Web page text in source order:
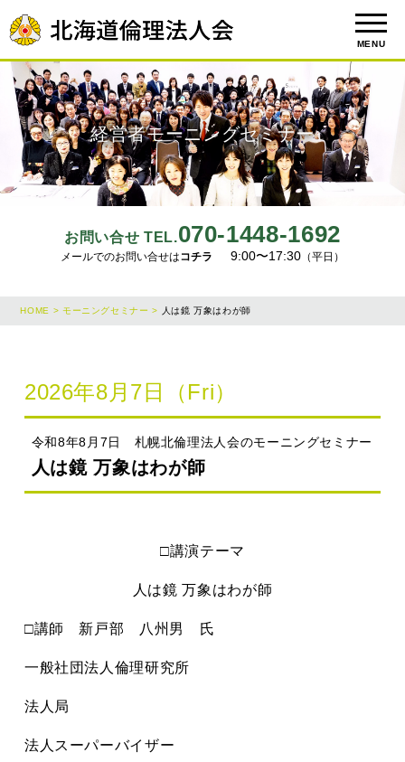
MENU
お問い合せ TEL.070-1448-1692
メールでのお問い合せはコチラ 9:00〜17:30 （平日）
経営者モーニングセミナー
HOME > モーニングセミナー > 人は鏡 万象はわが師
2026年8月7日（Fri）
令和8年8月7日 札幌北倫理法人会のモーニングセミナー
人は鏡 万象はわが師
□講演テーマ
人は鏡 万象はわが師
□講師 新戸部 八州男 氏
一般社団法人倫理研究所
法人局
法人スーパーバイザー